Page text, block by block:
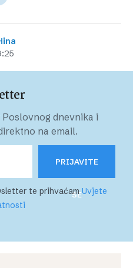
dnevnika i
na email.
PRIJAVITE
SE
te prihvaćamUvjete